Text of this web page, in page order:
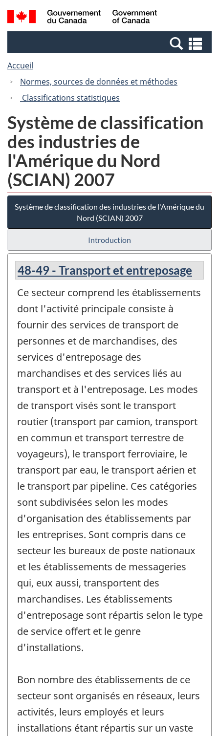
Passer
au
Passer
à
Canada
Recherche
et
et
Accueil
Normes, sources de données et méthodes
Classifications statistiques
Système de classification
des industries de
l'Amérique du Nord
(SCIAN) 2007
Système de classification des industries de l'Amérique du
Nord (SCIAN) 2007
Introduction
48-49 - Transport et entreposage
Ce secteur comprend les établissements
dont l'activité principale consiste à
fournir des services de transport de
personnes et de marchandises, des
services d'entreposage des
marchandises et des services liés au
transport et à l'entreposage. Les modes
de transport visés sont le transport
routier (transport par camion, transport
en commun et transport terrestre de
voyageurs), le transport ferroviaire, le
transport par eau, le transport aérien et
le transport par pipeline. Ces catégories
sont subdivisées selon les modes
d'organisation des établissements par
les entreprises. Sont compris dans ce
secteur les bureaux de poste nationaux
et les établissements de messageries
qui, eux aussi, transportent des
marchandises. Les établissements
d'entreposage sont répartis selon le type
de service offert et le genre
d'installations.
Bon nombre des établissements de ce
secteur sont organisés en réseaux, leurs
activités, leurs employés et leurs
installations étant répartis sur un vaste